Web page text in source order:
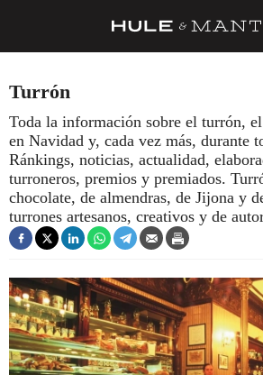
DESPENSA
BARRAS Y ESTRELLAS
DÓNDE COMER
ÍDOLOS DE MESAS
CUADERNO DE VIAJE
TRADICIÓN
MENÚ DEL DÍA
Turrón
Toda la información sobre el turrón,
en Navidad y, cada vez más, durante
Ránkings, noticias, actualidad,
turroneros, premios y premiados.
chocolate, de almendras, de Jijona y
turrones artesanos, creativos y de